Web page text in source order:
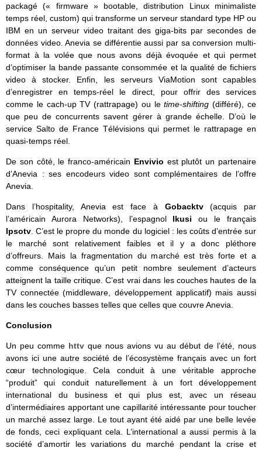
packagé (« firmware » bootable, distribution Linux minimaliste
temps réel, custom) qui transforme un serveur standard type HP ou
IBM en un serveur video traitant des giga-bits par secondes de
données video. Anevia se différentie aussi par sa conversion multi-
format à la volée que nous avons déjà évoquée et qui permet
d’optimiser la bande passante consommée et la qualité de fichiers
video à stocker. Enfin, les serveurs ViaMotion sont capables
d’enregistrer en temps-réel le direct, pour offrir des services
comme le cach-up TV (rattrapage) ou letime-shifting (différé), ce
que peu de concurrents savent gérer à grande échelle. D’où le
service Salto de France Télévisions qui permet le rattrapage en
quasi-temps réel.
De son côté, le franco-américain Envivio est plutôt un partenaire
d’Anevia : ses encodeurs video sont complémentaires de l’offre
Anevia.
Dans l’hospitality, Anevia est face à Gobacktv(acquis par
l’américain Aurora Networks), l’espagnol Ikusi ou le français
Ipsotv . C’est le propre du monde du logiciel : les coûts d’entrée sur
le marché sont relativement faibles et il y a donc pléthore
d’offreurs. Mais la fragmentation du marché est très forte et a
comme conséquence qu’un petit nombre seulement d’acteurs
atteignent la taille critique. C’est vrai dans les couches hautes de la
TV connectée (middleware, développement applicatif) mais aussi
dans les couches basses telles que celles que couvre Anevia.
Conclusion
Un peu comme httv que nous avions vu au début de l’été, nous
avons ici une autre société de l’écosystème français avec un fort
cœur technologique. Cela conduit à une véritable approche
“produit” qui conduit naturellement à un fort développement
international du business et qui plus est, avec un réseau
d’intermédiaires apportant une capillarité intéressante pour toucher
un marché assez large. Le tout ayant été aidé par une belle levée
de fonds, ceci expliquant cela. L’international a aussi permis à la
société d’amortir les variations du marché pendant la crise et